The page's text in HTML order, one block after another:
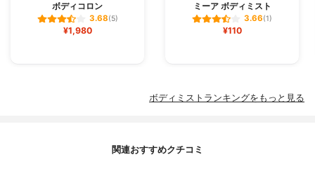
ボディコロン
3.68(5)
¥1,980
ミーア ボディミスト
3.66(1)
¥110
ボディミストランキングをもっと見る
関連おすすめクチコミ